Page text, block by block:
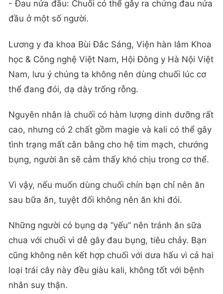
- Đau nửa đầu: Chuối có thể gây ra chứng đau nửa
đầu ở một số người.
Lương y đa khoa Bùi Đắc Sáng, Viện hàn lâm Khoa
học & Công nghệ Việt Nam, Hội Đông y Hà Nội Việt
Nam, lưu ý chúng ta không nên dùng chuối lúc cơ
thể đang đói, dạ dày trống rỗng.
Nguyên nhân là chuối có hàm lượng dinh dưỡng rất
cao, nhưng có 2 chất gồm magie và kali có thể gây
tình trạng mất cân bằng cho hệ tim mạch, chướng
bụng, người ăn sẽ cảm thấy khó chịu trong cơ thể.
Vì vậy, nếu muốn dùng chuối chín bạn chỉ nên ăn
sau bữa ăn, tuyệt đối không nên ăn khi đói.
Những người có bụng dạ “yếu” nên tránh ăn sữa
chua với chuối vì dễ gây đau bụng, tiêu chảy. Bạn
cũng không nên kết hợp chuối với dưa hấu vì cả hai
loại trái cây này đều giàu kali, không tốt với bệnh
nhân suy thận.